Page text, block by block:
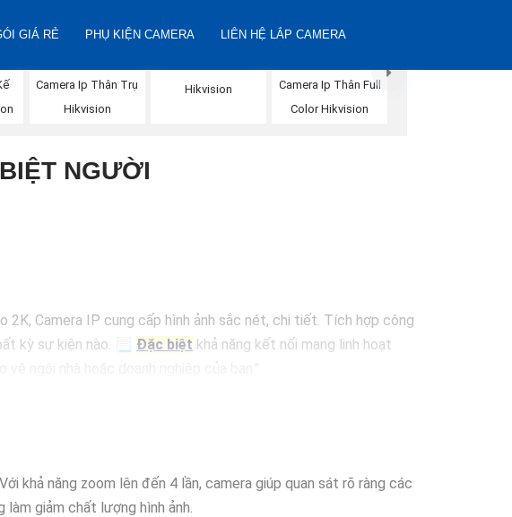
GIÁ RẺ PHỤ KIỆN CAMERA LIÊN HỆ LẮP CAMERA
Camera Ip Thân Trụ
Hikvision
Hikvision
Camera Ip Thân Full
Color Hikvision
NGƯỜI
2K, Camera IP cung cấp hình ảnh sắc nét, chi tiết. Tích hợp công
kỳ sự kiện nào. 📃 Đặc biệt khả năng kết nối mạng linh hoạt
khả năng zoom lên đến 4 lần, camera giúp quan sát rõ ràng các
giảm chất lượng hình ảnh.